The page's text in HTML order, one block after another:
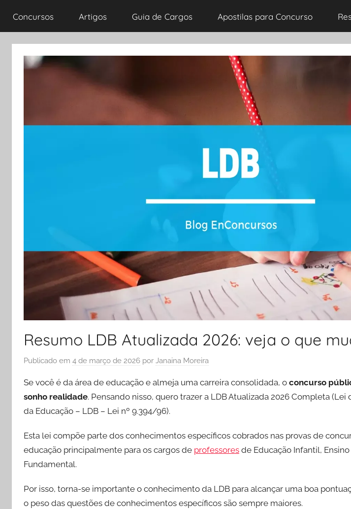
Concursos Artigos Guia de Cargos Apostilas para Concurso
Resumo LDB Atualizada 2026: veja o que
Publicado em 4 de março de 2026 por Janaina Moreira
Se você é da área de educação e almeja uma carreira consolidada, o concurso
sonho realidade. Pensando nisso, quero trazer a LDB Atualizada 2026 Completa (Lei
da Educação – LDB – Lei nº 9.394/96).
Esta lei compõe parte dos conhecimentos específicos cobrados nas provas de
educação principalmente para os cargos de professores de Educação Infantil,
Fundamental.
Por isso, torna-se importante o conhecimento da LDB para alcançar uma boa
o peso das questões de conhecimentos específicos são sempre maiores.